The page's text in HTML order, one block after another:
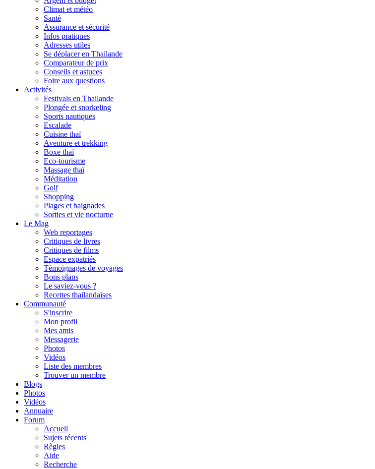
Climat et météo
Santé
Assurance et sécurité
Infos pratiques
Adresses utiles
Se déplacer en Thailande
Comparateur de prix
Conseils et astuces
Foire aux questions
Activités
Festivals en Thailande
Plongée et snorkeling
Sports nautiques
Escalade
Cuisine thaï
Aventure et trekking
Boxe thaï
Eco-tourisme
Massage thaï
Méditation
Golf
Shopping
Plages et baignades
Sorties et vie nocturne
Le Mag
Web reportages
Critiques de livres
Critiques de films
Espace expatriés
Témoignages de voyages
Bons plans
Le saviez-vous ?
Recettes thailandaises
Communauté
S'inscrire
Mon profil
Mes amis
Messagerie
Photos
Vidéos
Liste des membres
Trouver un membre
Blogs
Photos
Vidéos
Annuaire
Forum
Accueil
Sujets récents
Règles
Aide
Recherche